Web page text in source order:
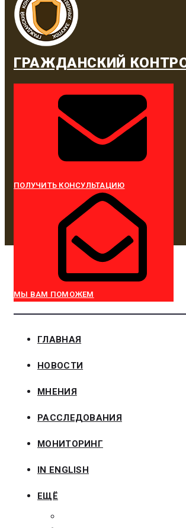
ГРАЖДАНСКИЙ
ПОЛУЧИТЬ КОНСУЛЬТАЦИЮ
МЫ ВАМ ПОМОЖЕМ
ГЛАВНАЯ
НОВОСТИ
МНЕНИЯ
РАССЛЕДОВАНИЯ
МОНИТОРИНГ
IN ENGLISH
ЕЩЁ